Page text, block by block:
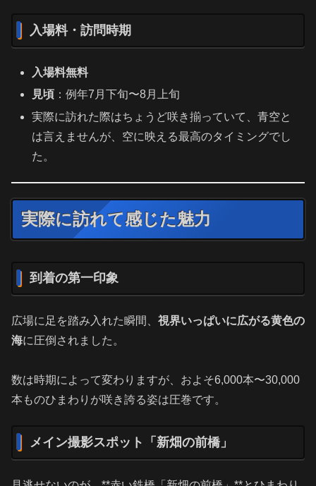
入場料・訪問時期
入場料無料
見頃 ：例年7月下旬〜8月上旬
実際に訪れた際はちょうど咲き揃っていて、青空と
は言えませんが、空に映える最高のタイミングでし
た。
実際に訪れて感じた魅力
到着の第一印象
広場に足を踏み入れた瞬間、 視界いっぱいに広がる黄色の
海に圧倒されました。
数は時期によって変わりますが、およそ6,000本〜30,000
本ものひまわりが咲き誇る姿は圧巻です。
メイン撮影スポット「新畑の前橋」